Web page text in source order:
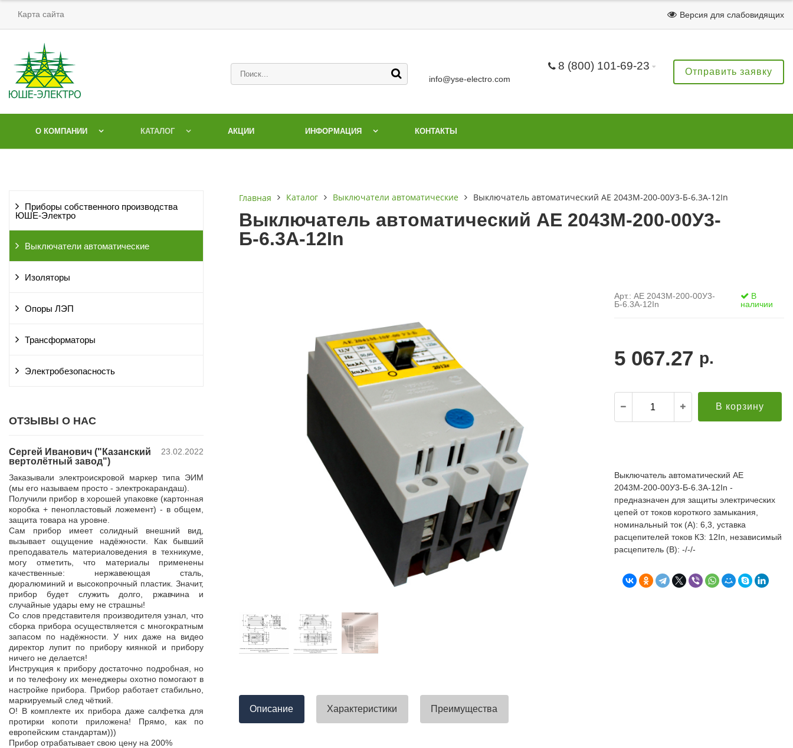
Карта сайта Версия для слабовидящих
8 (800) 101-69-23
info@yse-electro.com
Отправить заявку
О КОМПАНИИ КАТАЛОГ АКЦИИ ИНФОРМАЦИЯ КОНТАКТЫ
Приборы собственного производства
ЮШЕ-Электро
Выключатели автоматические
Изоляторы
Опоры ЛЭП
Трансформаторы
Электробезопасность
ОТЗЫВЫ О НАС
Сергей Иванович ("Казанский
вертолётный завод")
23.02.2022
Заказывали электроискровой маркер типа ЭИМ
(мы его называем просто - электрокарандаш).
Получили прибор в хорошей упаковке (картонная
коробка + пенопластовый ложемент) - в общем,
защита товара на уровне.
Сам прибор имеет солидный внешний вид,
вызывает ощущение надёжности. Как бывший
преподаватель материаловедения в техникуме,
могу отметить, что материалы применены
качественные: нержавеющая сталь,
дюралюминий и высокопрочный пластик. Значит,
прибор будет служить долго, ржавчина и
случайные удары ему не страшны!
Со слов представителя производителя узнал, что
сборка прибора осуществляется с многократным
запасом по надёжности. У них даже на видео
директор лупит по прибору киянкой и прибору
ничего не делается!
Инструкция к прибору достаточно подробная, но
и по телефону их менеджеры охотно помогают в
настройке прибора. Прибор работает стабильно,
маркируемый след чёткий.
О! В комплекте их прибора даже салфетка для
протирки копоти приложена! Прямо, как по
европейским стандартам)))
Прибор отрабатывает свою цену на 200%
Владимир Юрьевич (Филиал
15.02.2022
Компания ЮШЕ-Электро выиграла тендер на
изготовление и поставку деревянных опор ЛЭП
110 кВ для пополнения складского оперативного
Продукция поставлена своевременно. Претензий
Наоборот, деревянные элементы опор высокого
качества, пропитка заболонного слоя древесины
На комплектные изделия (опоры ЛЭП),
впервые на моей памяти компания
производитель и поставщик опор ЛЭП
сопровождает опоры ЛЭП такими документами.
Приятно работать с таким ответственным
поставщиком!
Татьяна (Branch of «Saren B.
V.» PLLC)
Выражаю благодарность вашей компании за
оперативную обработку нашего запроса!
Выставили коммерческое предложение по
хорошей цене в течение двух дней (а там без
малого сотня товарных позиций была). Мы
успели закрыть смету большого объекта в срок. А
вы получили хороший заказ))
Поставка опор ЛЭП в Бурятию. Спасибо за
качественную продукцию и быструю доставку!
Всё прошло хорошо. Евгению отдельное спасибо
за ответственный подход к делу, понимание и
вежливое обращение!
Главная Каталог Выключатели автоматические Выключатель автоматический АЕ 2043М-200-00У3-Б-6.3А-12In
Выключатель автоматический АЕ 2043М-200-00У3-
Б-6.3А-12In
Арт.: АЕ 2043М-200-00У3-
Б-6.3А-12In
В
наличии
5 067.27 р.
В корзину
Выключатель автоматический АЕ
2043М-200-00У3-Б-6.3А-12In -
предназначен для защиты электрических
цепей от токов короткого замыкания,
номинальный ток (А): 6,3, уставка
расцепителей токов КЗ: 12In, независимый
расцепитель (В): -/-/-
Описание Характеристики Преимущества